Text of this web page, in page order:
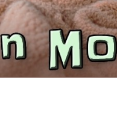
From Genes to
Genome...